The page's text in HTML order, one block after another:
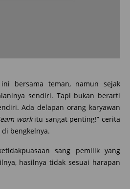
bersama teman, namun sejak
sendiri. Tapi bukan berarti
Ada delapan orang karyawan
workitu sangat penting!” cerita
di bengkelnya.
sang pemilik yang
hasilnya tidak sesuai harapan